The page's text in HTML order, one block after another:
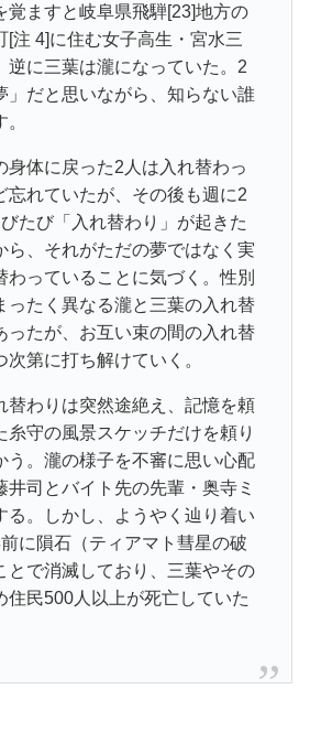
覚ますと岐阜県飛騨[23]地方の
[注 4]に住む女子高生・宮水三
逆に三葉は瀧になっていた。2
」だと思いながら、知らない誰
身体に戻った2人は入れ替わっ
忘れていたが、その後も週に2
たび「入れ替わり」が起きた
ら、それがただの夢ではなく実
わっていることに気づく。性別
ったく異なる瀧と三葉の入れ替
ったが、お互い束の間の入れ替
第に打ち解けていく。
替わりは突然途絶え、記憶を頼
糸守の風景スケッチだけを頼り
う。瀧の様子を不審に思い心配
井司とバイト先の先輩・奥寺ミ
る。しかし、ようやく辿り着い
に隕石（ティアマト彗星の破
とで消滅しており、三葉やその
住民500人以上が死亡していた